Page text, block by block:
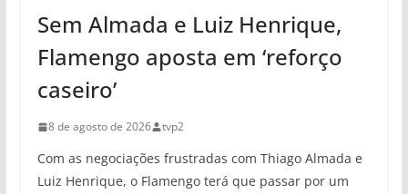
Sem Almada e Luiz Henrique,
Flamengo aposta em ‘reforço
caseiro’
8 de agosto de 2026 tvp2
Com as negociações frustradas com Thiago Almada e
Luiz Henrique, o Flamengo terá que passar por um